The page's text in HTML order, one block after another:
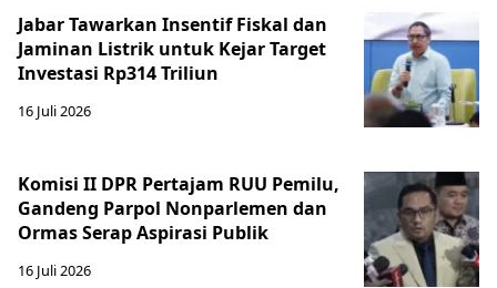
Jabar Tawarkan Insentif Fiskal dan
Jaminan Listrik untuk Kejar Target
Investasi Rp314 Triliun
16 Juli 2026
Komisi II DPR Pertajam RUU Pemilu,
Gandeng Parpol Nonparlemen dan
Ormas Serap Aspirasi Publik
16 Juli 2026